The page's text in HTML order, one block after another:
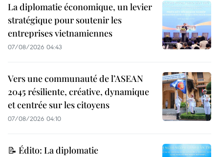
La diplomatie économique, un levier
stratégique pour soutenir les
entreprises vietnamiennes
07/08/2026 04:43
Vers une communauté de l’ASEAN
2045 résiliente, créative, dynamique
et centrée sur les citoyens
07/08/2026 04:10
📝 Édito: La diplomatie